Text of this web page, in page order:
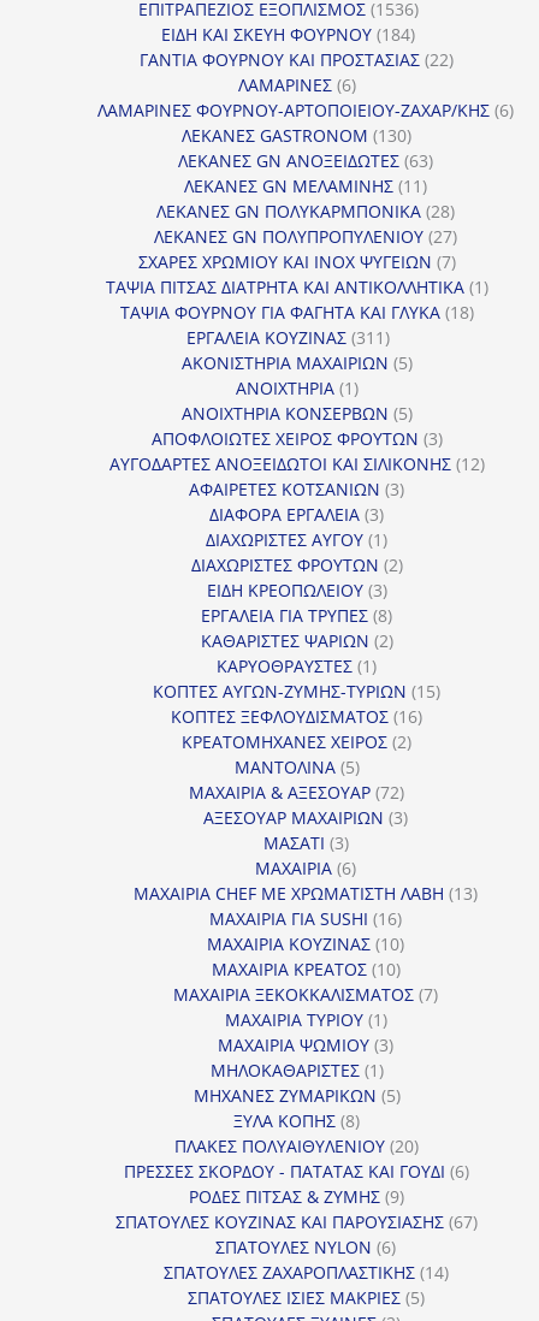
ΕΠΙΤΡΑΠΕΖΙΟΣ ΕΞΟΠΛΙΣΜΟΣ 15361536
προϊόντα
ΕΙΔΗ ΚΑΙ ΣΚΕΥΗ ΦΟΥΡΝΟΥ 184184
προϊόντα
ΓΑΝΤΙΑ ΦΟΥΡΝΟΥ ΚΑΙ ΠΡΟΣΤΑΣΙΑΣ 2222
ΛΑΜΑΡΙΝΕΣ 66
προϊόντα
ΛΑΜΑΡΙΝΕΣ ΦΟΥΡΝΟΥ-ΑΡΤΟΠΟΙΕΙΟΥ-ΖΑΧΑΡ/ΚΗΣ 66
ΛΕΚΑΝΕΣ GASTRONOM 130130
προϊόντα
ΛΕΚΑΝΕΣ GN ΑΝΟΞΕΙΔΩΤΕΣ 6363
ΛΕΚΑΝΕΣ GN ΜΕΛΑΜΙΝΗΣ 1111
προϊόντα
ΛΕΚΑΝΕΣ GN ΠΟΛΥΚΑΡΜΠΟΝΙΚΑ 2828
προϊόντα
ΛΕΚΑΝΕΣ GN ΠΟΛΥΠΡΟΠΥΛΕΝΙΟΥ 2727
προϊόντα
ΣΧΑΡΕΣ ΧΡΩΜΙΟΥ ΚΑΙ INOX ΨΥΓΕΙΩΝ 77
προϊόντα
ΤΑΨΙΑ ΠΙΤΣΑΣ ΔΙΑΤΡΗΤΑ ΚΑΙ ΑΝΤΙΚΟΛΛΗΤΙΚΑ 11
ΤΑΨΙΑ ΦΟΥΡΝΟΥ ΓΙΑ ΦΑΓΗΤΑ ΚΑΙ ΓΛΥΚΑ 1818
ΕΡΓΑΛΕΙΑ ΚΟΥΖΙΝΑΣ 311311
προϊόντα
ΑΚΟΝΙΣΤΗΡΙΑ ΜΑΧΑΙΡΙΩΝ 55
ΑΝΟΙΧΤΗΡΙΑ 11
προϊόν
ΑΝΟΙΧΤΗΡΙΑ ΚΟΝΣΕΡΒΩΝ 55
προϊόντα
ΑΠΟΦΛΟΙΩΤΕΣ ΧΕΙΡΟΣ ΦΡΟΥΤΩΝ 33
προϊόντα
ΑΥΓΟΔΑΡΤΕΣ ΑΝΟΞΕΙΔΩΤΟΙ ΚΑΙ ΣΙΛΙΚΟΝΗΣ 1212
ΑΦΑΙΡΕΤΕΣ ΚΟΤΣΑΝΙΩΝ 33
ΔΙΑΦΟΡΑ ΕΡΓΑΛΕΙΑ 33
προϊόντα
ΔΙΑΧΩΡΙΣΤΕΣ ΑΥΓΟΥ 11
προϊόν
ΔΙΑΧΩΡΙΣΤΕΣ ΦΡΟΥΤΩΝ 22
ΕΙΔΗ ΚΡΕΟΠΩΛΕΙΟΥ 33
προϊόντα
ΕΡΓΑΛΕΙΑ ΓΙΑ ΤΡΥΠΕΣ 88
προϊόντα
ΚΑΘΑΡΙΣΤΕΣ ΨΑΡΙΩΝ 22
ΚΑΡΥΟΘΡΑΥΣΤΕΣ 11
προϊόν
ΚΟΠΤΕΣ ΑΥΓΩΝ-ΖΥΜΗΣ-ΤΥΡΙΩΝ 1515
ΚΟΠΤΕΣ ΞΕΦΛΟΥΔΙΣΜΑΤΟΣ 1616
ΚΡΕΑΤΟΜΗΧΑΝΕΣ ΧΕΙΡΟΣ 22
ΜΑΝΤΟΛΙΝΑ 55
προϊόντα
ΜΑΧΑΙΡΙΑ & ΑΞΕΣΟΥΑΡ 7272
προϊόντα
ΑΞΕΣΟΥΑΡ ΜΑΧΑΙΡΙΩΝ 33
ΜΑΣΑΤΙ 33
προϊόντα
ΜΑΧΑΙΡΙΑ 66
προϊόντα
ΜΑΧΑΙΡΙΑ CHEF ΜΕ ΧΡΩΜΑΤΙΣΤΗ ΛΑΒΗ 1313
ΜΑΧΑΙΡΙΑ ΓΙΑ SUSHI 1616
προϊόντα
ΜΑΧΑΙΡΙΑ ΚΟΥΖΙΝΑΣ 1010
προϊόντα
ΜΑΧΑΙΡΙΑ ΚΡΕΑΤΟΣ 1010
προϊόντα
ΜΑΧΑΙΡΙΑ ΞΕΚΟΚΚΑΛΙΣΜΑΤΟΣ 77
ΜΑΧΑΙΡΙΑ ΤΥΡΙΟΥ 11
προϊόν
ΜΑΧΑΙΡΙΑ ΨΩΜΙΟΥ 33
ΜΗΛΟΚΑΘΑΡΙΣΤΕΣ 11
προϊόν
ΜΗΧΑΝΕΣ ΖΥΜΑΡΙΚΩΝ 55
ΞΥΛΑ ΚΟΠΗΣ 88
προϊόντα
ΠΛΑΚΕΣ ΠΟΛΥΑΙΘΥΛΕΝΙΟΥ 2020
προϊόντα
ΠΡΕΣΣΕΣ ΣΚΟΡΔΟΥ - ΠΑΤΑΤΑΣ ΚΑΙ ΓΟΥΔΙ 66
ΡΟΔΕΣ ΠΙΤΣΑΣ & ΖΥΜΗΣ 99
προϊόντα
ΣΠΑΤΟΥΛΕΣ ΚΟΥΖΙΝΑΣ ΚΑΙ ΠΑΡΟΥΣΙΑΣΗΣ 6767
ΣΠΑΤΟΥΛΕΣ NYLON 66
προϊόντα
ΣΠΑΤΟΥΛΕΣ ΖΑΧΑΡΟΠΛΑΣΤΙΚΗΣ 1414
ΣΠΑΤΟΥΛΕΣ ΙΣΙΕΣ ΜΑΚΡΙΕΣ 55